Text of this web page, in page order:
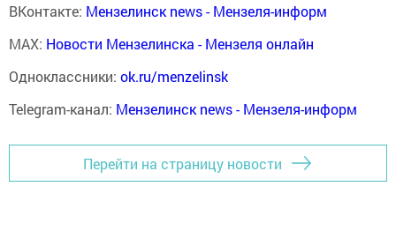
ВКонтакте: Мензелинск news - Мензеля-информ
MAX: Новости Мензелинска - Мензеля онлайн
Одноклассники: ok.ru/menzelinsk
Telegram-канал: Мензелинск news - Мензеля-информ
Перейти на страницу новости